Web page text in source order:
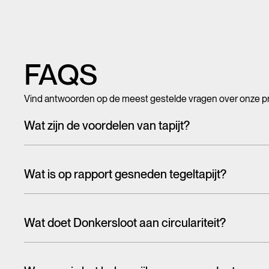
FAQS
Vind antwoorden op de meest gestelde vragen over onze
Wat zijn de voordelen van tapijt?
Wat is op rapport gesneden tegeltapijt?
Daarom hebben wij op rapport gesneden tegels. De
Wat doet Donkersloot aan circulariteit?